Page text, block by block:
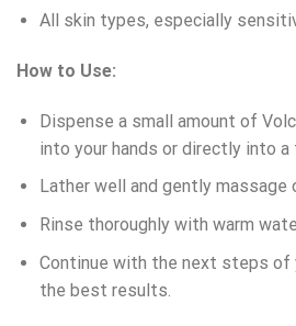
All skin types, especially
How to Use:
Dispense a small amount of
into your hands or directly into
Lather well and gently massage
Rinse thoroughly with warm
Continue with the next steps
the best results.